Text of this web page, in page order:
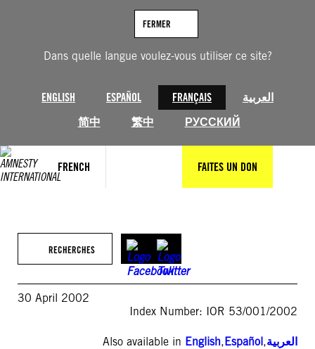
Dans quelle langue voulez-vous utiliser ce site?
ENGLISH ESPAÑOL FRANÇAIS
العربية
简中
繁中 РУССКИЙ
FERMER
FRENCH FAITES UN DON
RECHERCHES
30 April 2002
Index Number: IOR 53/001/2002
Also available in English,Español,العربية